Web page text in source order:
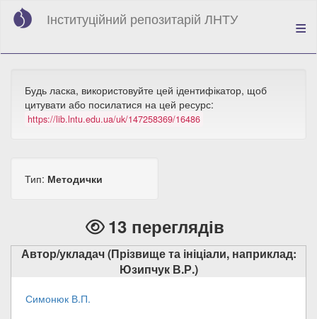
Перейти
вмісту
Інституційний репозитарій ЛНТУ
Будь ласка, використовуйте цей ідентифікатор, щоб
цитувати або посилатися на цей ресурс:
https://lib.lntu.edu.ua/uk/147258369/16486
Тип: Методички
13 переглядів
Автор/укладач (Прізвище та ініціали, наприклад:
Юзипчук В.Р.)
Симонюк В.П.